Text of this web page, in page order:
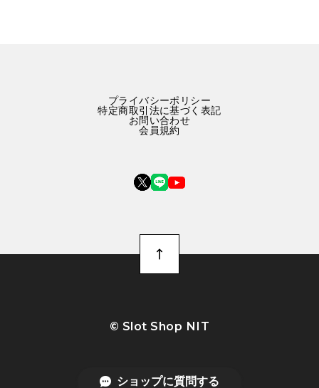
プライバシーポリシー
特定商取引法に基づく表記
お問い合わせ
会員規約
©︎ Slot Shop NIT
ショップに質問する